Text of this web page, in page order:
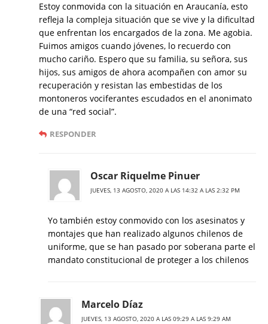
Estoy conmovida con la situación en Araucanía, esto
refleja la compleja situación que se vive y la dificultad
que enfrentan los encargados de la zona. Me agobia.
Fuimos amigos cuando jóvenes, lo recuerdo con
mucho cariño. Espero que su familia, su señora, sus
hijos, sus amigos de ahora acompañen con amor su
recuperación y resistan las embestidas de los
montoneros vociferantes escudados en el anonimato
de una “red social”.
RESPONDER
Oscar Riquelme Pinuer
JUEVES, 13 AGOSTO, 2020 A LAS 14:32 A LAS 2:32 PM
Yo también estoy conmovido con los asesinatos y
montajes que han realizado algunos chilenos de
uniforme, que se han pasado por soberana parte el
mandato constitucional de proteger a los chilenos
Marcelo Díaz
JUEVES, 13 AGOSTO, 2020 A LAS 09:29 A LAS 9:29 AM